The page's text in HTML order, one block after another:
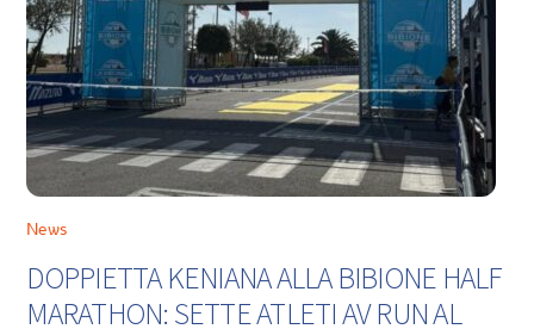
News
DOPPIETTA KENIANA ALLA BIBIONE HALF
MARATHON: SETTE ATLETI AV RUN AL